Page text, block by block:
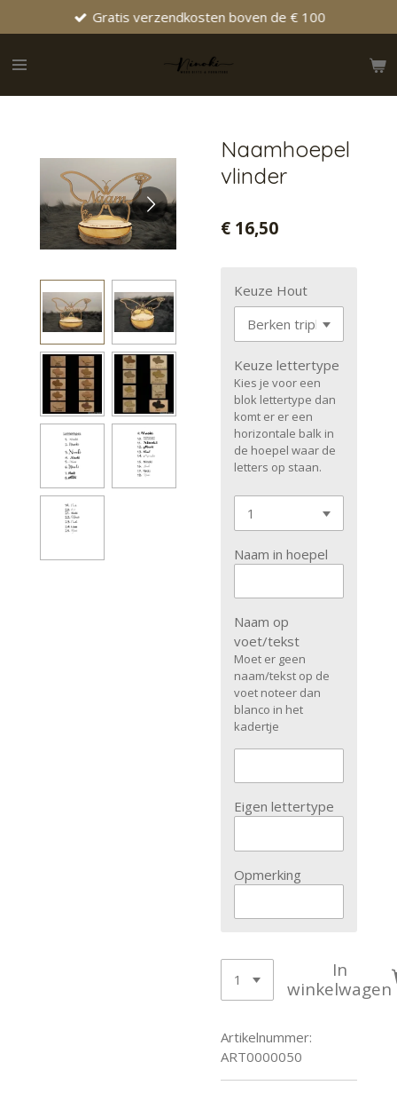
direct
naar
hoofdinhoud
Gratis verzendkosten boven de € 100
Naamhoepel
vlinder
€ 16,50
Keuze Hout
Keuze lettertype
Kies je voor een
blok lettertype dan
komt er er een
horizontale balk in
de hoepel waar de
letters op staan.
Naam in hoepel
Naam op
voet/tekst
Moet er geen
naam/tekst op de
voet noteer dan
blanco in het
kadertje
Eigen lettertype
Opmerking
In
winkelwagen
Artikelnummer:
ART0000050